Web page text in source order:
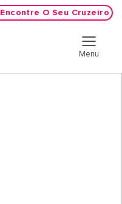
Encontre O Seu Cruzeiro
Menu